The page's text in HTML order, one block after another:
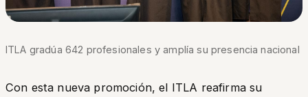
ITLA gradúa 642 profesionales y amplía su presencia nacional
Con esta nueva promoción, el ITLA reafirma su